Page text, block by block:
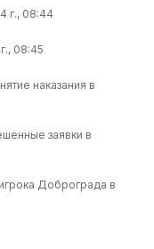
г., 08:44
08:45
наказания в
заявки в
Доброграда в